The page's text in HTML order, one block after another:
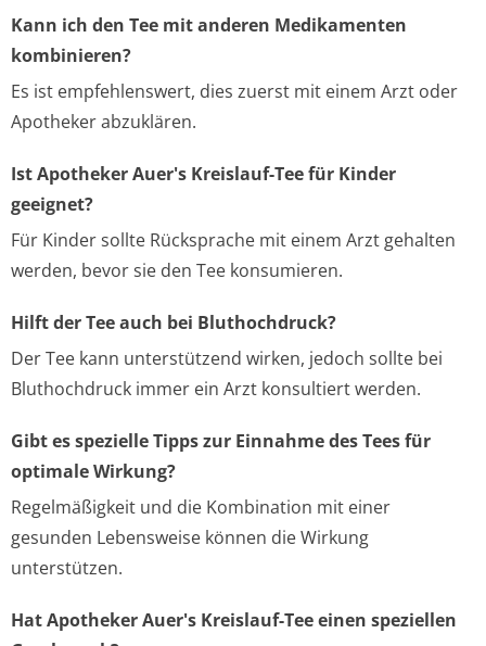
Kann ich den Tee mit anderen Medikamenten
kombinieren?
Es ist empfehlenswert, dies zuerst mit einem Arzt oder
Apotheker abzuklären.
Ist Apotheker Auer's Kreislauf-Tee für Kinder
geeignet?
Für Kinder sollte Rücksprache mit einem Arzt gehalten
werden, bevor sie den Tee konsumieren.
Hilft der Tee auch bei Bluthochdruck?
Der Tee kann unterstützend wirken, jedoch sollte bei
Bluthochdruck immer ein Arzt konsultiert werden.
Gibt es spezielle Tipps zur Einnahme des Tees für
optimale Wirkung?
Regelmäßigkeit und die Kombination mit einer
gesunden Lebensweise können die Wirkung
unterstützen.
Hat Apotheker Auer's Kreislauf-Tee einen speziellen